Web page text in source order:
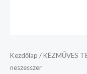
Kezdőlap /KÉZMŰVES
neszesszer